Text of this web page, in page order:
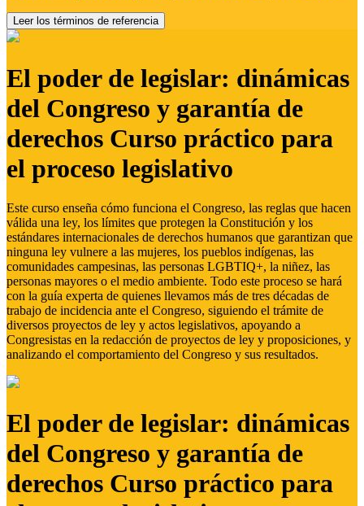
Leer los términos de referencia
El poder de legislar: dinámicas
del Congreso y garantía de
derechos Curso práctico para
el proceso legislativo
Este curso enseña cómo funciona el Congreso, las reglas que hacen
válida una ley, los límites que protegen la Constitución y los
estándares internacionales de derechos humanos que garantizan que
ninguna ley vulnere a las mujeres, los pueblos indígenas, las
comunidades campesinas, las personas LGBTIQ+, la niñez, las
personas mayores o el medio ambiente. Todo este proceso se hará
con la guía experta de quienes llevamos más de tres décadas de
trabajo de incidencia ante el Congreso, siguiendo el trámite de
diversos proyectos de ley y actos legislativos, apoyando a
Congresistas en la redacción de proyectos de ley y proposiciones, y
analizando el comportamiento del Congreso y sus resultados.
El poder de legislar: dinámicas
del Congreso y garantía de
derechos Curso práctico para